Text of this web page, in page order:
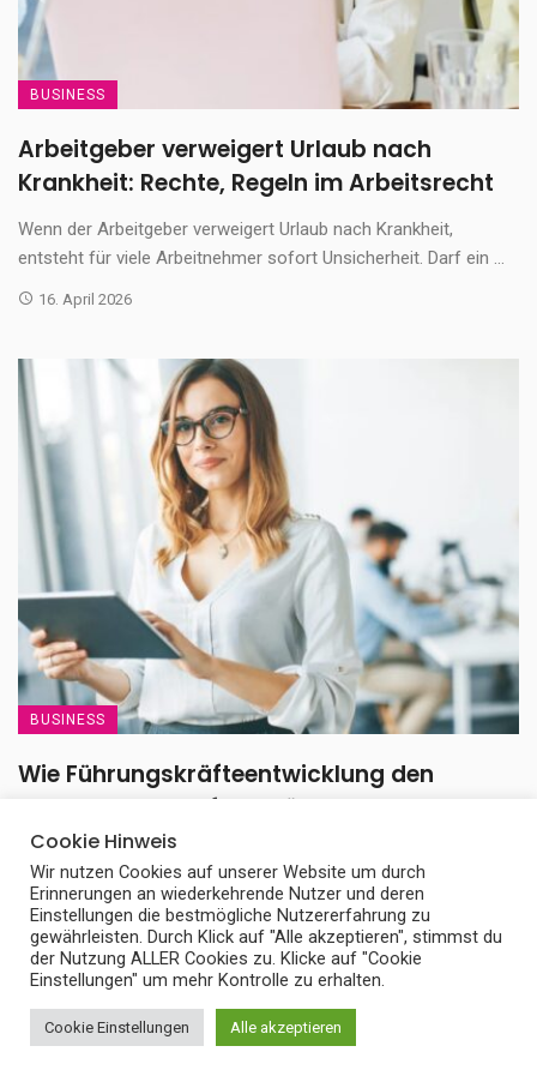
BUSINESS
Arbeitgeber verweigert Urlaub nach
Krankheit: Rechte, Regeln im Arbeitsrecht
Wenn der Arbeitgeber verweigert Urlaub nach Krankheit,
entsteht für viele Arbeitnehmer sofort Unsicherheit. Darf ein ...
16. April 2026
BUSINESS
Wie Führungskräfteentwicklung den
Unternehmenserfolg stärkt: Methoden,
Coaching und Programme für moderne
Führungskräfte
Führung hat sich in den letzten Jahren grundlegend verändert.
Starre Hierarchien weichen zunehmend flexiblen Strukturen, ...
3. April 2026
Cookie Hinweis
Wir nutzen Cookies auf unserer Website um durch
Erinnerungen an wiederkehrende Nutzer und deren
Einstellungen die bestmögliche Nutzererfahrung zu
gewährleisten. Durch Klick auf "Alle akzeptieren", stimmst du
der Nutzung ALLER Cookies zu. Klicke auf "Cookie
Einstellungen" um mehr Kontrolle zu erhalten.
Cookie Einstellungen Alle akzeptieren